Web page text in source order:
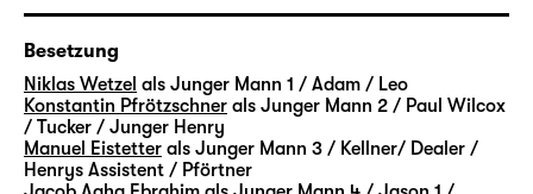
Beginnend im New York des Jahres 2015
kreuzen sich die Wege der Figuren: Zwei
Paare stehen im Zentrum der Episoden,
Walter und Henry sowie Eric und Toby. Viele
weitere Figuren ergänzen das „Vermächtnis“.
In Szenen und Monologen, Rückblenden und
Traumsequenzen begleiten wir sie alle über
Besetzung
Niklas Wetzel als Junger Mann 1 / Adam / Leo
Konstantin Pfrötzschner als Junger Mann 2 / Paul Wilcox
/ Tucker / Junger Henry
Manuel Eistetter als Junger Mann 3 / Kellner/ Dealer /
Henrys Assistent / Pförtner